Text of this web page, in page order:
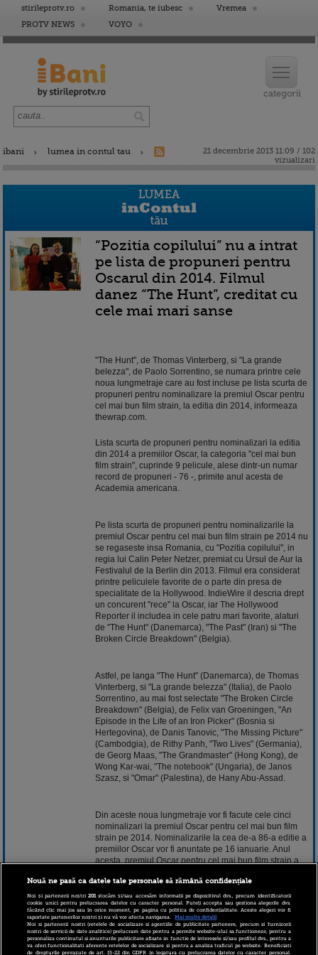
stirileprotv.ro Romania, te iubesc
Vremea
PROTV NEWS
VOYO
ibani lumea in contul tau
21 decembrie 2013 11:09 / 102
vizualizari
“Pozitia copilului” nu a intrat
pe lista de propuneri pentru
Oscarul din 2014. Filmul
danez “The Hunt”, creditat cu
cele mai mari sanse
"The Hunt", de Thomas Vinterberg, si "La grande
belezza", de Paolo Sorrentino, se numara printre cele
noua lungmetraje care au fost incluse pe lista scurta de
propuneri pentru nominalizare la premiul Oscar pentru
cel mai bun film strain, la editia din 2014, informeaza
thewrap.com.
Lista scurta de propuneri pentru nominalizari la editia
din 2014 a premiilor Oscar, la categoria "cel mai bun
film strain", cuprinde 9 pelicule, alese dintr-un numar
record de propuneri - 76 -, primite anul acesta de
Academia americana.
Pe lista scurta de propuneri pentru nominalizarile la
premiul Oscar pentru cel mai bun film strain pe 2014 nu
se regaseste insa Romania, cu "Pozitia copilului", in
regia lui Calin Peter Netzer, premiat cu Ursul de Aur la
Festivalul de la Berlin din 2013. Filmul era considerat
printre peliculele favorite de o parte din presa de
specialitate de la Hollywood. IndieWire il descria drept
un concurent "rece" la Oscar, iar The Hollywood
Reporter il includea in cele patru mari favorite, alaturi
de "The Hunt" (Danemarca), "The Past" (Iran) si "The
Broken Circle Breakdown" (Belgia).
Astfel, pe langa "The Hunt" (Danemarca), de Thomas
Vinterberg, si "La grande belezza" (Italia), de Paolo
Sorrentino, au mai fost selectate "The Broken Circle
Breakdown" (Belgia), de Felix van Groeningen, "An
Episode in the Life of an Iron Picker" (Bosnia si
Hertegovina), de Danis Tanovic, "The Missing Picture"
(Cambodgia), de Rithy Panh, "Two Lives" (Germania),
de Georg Maas, "The Grandmaster" (Hong Kong), de
Wong Kar-wai, "The notebook" (Ungaria), de Janos
Szasz, si "Omar" (Palestina), de Hany Abu-Assad.
Din aceste noua lungmetraje vor fi facute cele cinci
nominalizari la premiul Oscar pentru cel mai bun film
strain pe 2014. Nominalizarile la cea de-a 86-a editie a
premiilor Oscar vor fi anuntate pe 16 ianuarie. Anul
acesta, premiul Oscar pentru cel mai bun film strain a
Michael Haneke.
Cea de-a 86-a editie a galei premiilor Oscar va avea
loc pe 2 martie 2014, la Dolby Theatre din Hollywood,
Los Angeles (California). Ceremonia va fi difuzata in
Nouă ne pasă ca datele tale personale să rămână confidențiale
Noi și partenerii noștri201stocăm și/sau accesăm informații pe dispozitivul dvs., precum identificatorii
cookie unici pentru prelucrarea datelor cu caracter personal. Puteți accepta sau gestiona alegerile dvs.
făcând clic mai jos sau în orice moment, pe pagina cu politica de confidențialitate. Aceste alegeri vor fi
raportate partenerilor noștri și nu vă vor afecta navigarea.
Mai multe detalii
Noi si partenerii nostri (retelele de socializare si agentiile de publicitate partenere, precum si furnizorii
nostri de servicii de date analitice) prelucram date pentru a permite website-ului sa functioneze, pentru a
personaliza continutul si anunturile publicitare afisate in functie de interesele si/sau profilul dvs., pentru a
va oferi functionalitati aferente retelelor de socializare si pentru a analiza traficul pe website. Beneficiati
de drepturile prevazute de art. 15-22 din GDPR in legatura cu prelucrarea datelor cu caracter personal.